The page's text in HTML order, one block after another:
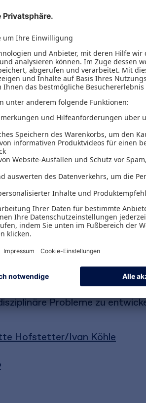
Inhaltsverzeichnis
von
Nachhaltigkeit als zentrale
Ansätze für
Beispielen und konkreten
in
Probleme zu
Hofstetter/Ivan Köhle